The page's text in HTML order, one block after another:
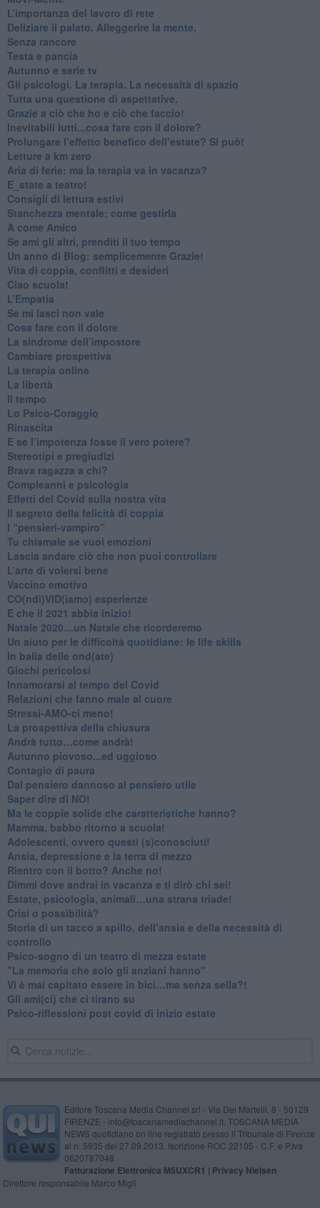
​L’importanza del lavoro di rete
​Deliziare il palato. Alleggerire la mente.
​Senza rancore
​Testa e pancia
​Autunno e serie tv
​Gli psicologi. La terapia. La necessità di spazio
​Tutta una questione di aspettative.
​Grazie a ciò che ho e ciò che faccio!
​Inevitabili lutti...cosa fare con il dolore?
Prolungare l’effetto benefico dell’estate? Si può!
​Letture a km zero
​Aria di ferie: ma la terapia va in vacanza?
​E_state a teatro!
​Consigli di lettura estivi
​Stanchezza mentale: come gestirla
​A come Amico
​Se ami gli altri, prenditi il tuo tempo
​Un anno di Blog: semplicemente Grazie!
​Vita di coppia, conflitti e desideri
​Ciao scuola!
​L’Empatia
​Se mi lasci non vale
Cosa fare con il dolore
​La sindrome dell’impostore
​Cambiare prospettiva
La terapia online
La libertà
​Il tempo
​Lo Psico-Coraggio
Rinascita
​E se l’impotenza fosse il vero potere?
Stereotipi e pregiudizi
​Brava ragazza a chi?
​Compleanni e psicologia
Effetti del Covid sulla nostra vita
Il segreto della felicità di coppia
​I “pensieri-vampiro”
​Tu chiamale se vuoi emozioni
​Lascia andare ciò che non puoi controllare
L’arte di volersi bene
​Vaccino emotivo
CO(ndi)VID(iamo) esperienze
​E che il 2021 abbia inizio!
​Natale 2020…un Natale che ricorderemo
Un aiuto per le difficoltà quotidiane: le life skills
​In balia delle ond(ate)
Giochi pericolosi
Innamorarsi al tempo del Covid
​Relazioni che fanno male al cuore
​Stressi-AMO-ci meno!
​La prospettiva della chiusura
​Andrà tutto…come andrà!
Autunno piovoso...ed uggioso
​Contagio di paura
​Dal pensiero dannoso al pensiero utile
​Saper dire di NO!
​Ma le coppie solide che caratteristiche hanno?
​Mamma, babbo ritorno a scuola!
Adolescenti, ovvero questi (s)conosciuti!
Ansia, depressione e la terra di mezzo
​Rientro con il botto? Anche no!
Dimmi dove andrai in vacanza e ti dirò chi sei!
​Estate, psicologia, animali…una strana triade!
​Crisi o possibilità?
​Storia di un tacco a spillo, dell’ansia e della necessità di
controllo
​Psico-sogno di un teatro di mezza estate
"La memoria che solo gli anziani hanno"
​Vi è mai capitato essere in bici…ma senza sella?!
​Gli ami(ci) che ci tirano su
Psico-riflessioni post covid di inizio estate
Editore Toscana Media Channel srl - Via Dei Martelli, 8 - 50129
FIRENZE - info@toscanamediachannel.it. TOSCANA MEDIA
NEWS quotidiano on line registrato presso il Tribunale di Firenze
al n. 5935 del 27.09.2013. Iscrizione ROC 22105 - C.F. e P.Iva
0620787048
Fatturazione Elettronica M5UXCR1 | Privacy Nielsen
Direttore responsabile Marco Migli